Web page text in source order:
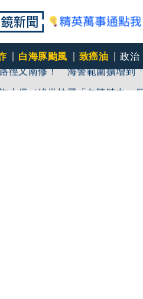
白海豚颱風 致癌油 政治
徑又南修！ 海警範圍擴增到
十億／綠批抹黑「欠陳時中一